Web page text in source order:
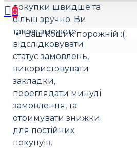
0
Ваш кошик порожній :(
покупки швидше та
більш зручно. Ви
також зможете
відслідковувати
статус замовлень,
використовувати
закладки,
переглядати минулі
замовлення, та
отримувати знижки
для постійних
покупуів.